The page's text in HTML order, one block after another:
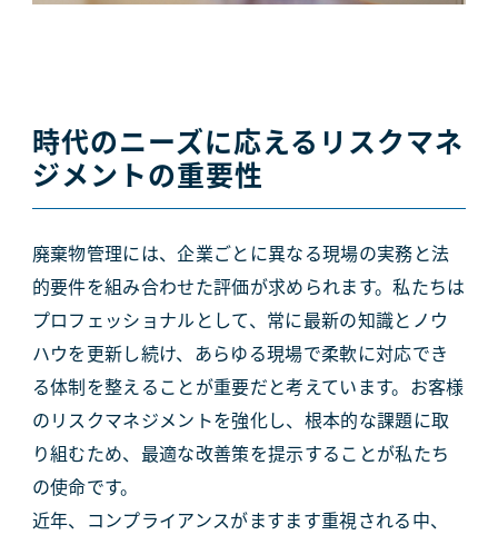
時代のニーズに応えるリスクマネ
ジメントの重要性
廃棄物管理には、企業ごとに異なる現場の実務と法
的要件を組み合わせた評価が求められます。私たちは
プロフェッショナルとして、常に最新の知識とノウ
ハウを更新し続け、あらゆる現場で柔軟に対応でき
る体制を整えることが重要だと考えています。お客様
のリスクマネジメントを強化し、根本的な課題に取
り組むため、最適な改善策を提示することが私たち
の使命です。
近年、コンプライアンスがますます重視される中、